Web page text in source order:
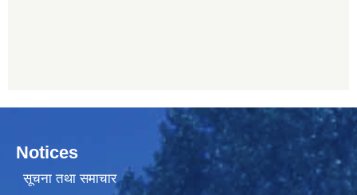
Notices
सूचना तथा समाचार